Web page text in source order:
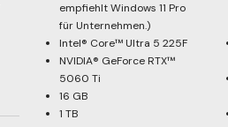
empfiehlt Windows 11 Pro
für Unternehmen.)
Intel® Core™ Ultra 5 225F
NVIDIA® GeForce RTX™
5060 Ti
16 GB
1 TB